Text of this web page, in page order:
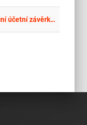
Auditorské služby pro ověření roční účetní závěrky a výroční zprávy